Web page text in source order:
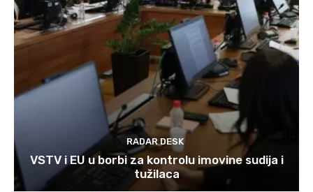
RADAR DESK
VSTV i EU u borbi za kontrolu imovine sudija i
tužilaca